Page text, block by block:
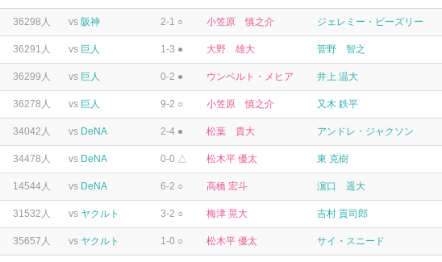
36298人 vs 阪神 2-1 ○ 小笠原 慎之介 ジェレミー・ビーズリー
36291人 vs 巨人 1-3 ● 大野 雄大 菅野 智之
36299人 vs 巨人 0-2 ● ウンベルト・メヒア 井上 温大
36278人 vs 巨人 9-2 ○ 小笠原 慎之介 又木 鉄平
34042人 vs DeNA 2-4 ● 松葉 貴大 アンドレ・ジャクソン
34478人 vs DeNA 0-0 △ 松木平 優太 東 克樹
14544人 vs DeNA 6-2 ○ 高橋 宏斗 濵口 遥大
31532人 vs ヤクルト 3-2 ○ 梅津 晃大 吉村 貢司郎
35657人 vs ヤクルト 1-0 ○ 松木平 優太 サイ・スニード